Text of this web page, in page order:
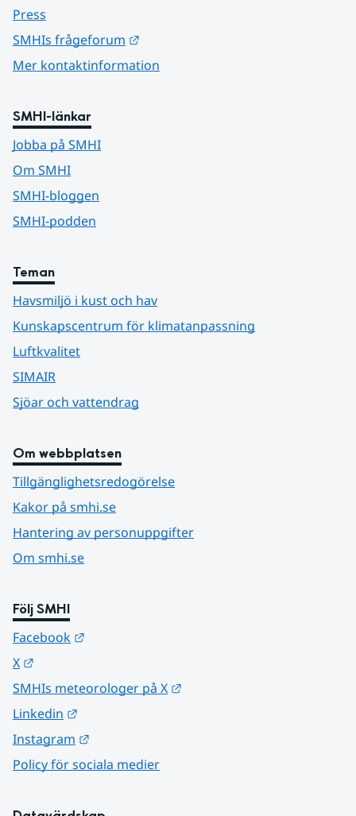
Press
SMHIs frågeforum
Mer kontaktinformation
SMHI-länkar
Jobba på SMHI
Om SMHI
SMHI-bloggen
SMHI-podden
Teman
Havsmiljö i kust och hav
Kunskapscentrum för klimatanpassning
Luftkvalitet
SIMAIR
Sjöar och vattendrag
Om webbplatsen
Tillgänglighetsredogörelse
Kakor på smhi.se
Hantering av personuppgifter
Om smhi.se
Följ SMHI
Facebook
X
SMHIs meteorologer på X
Linkedin
Instagram
Policy för sociala medier